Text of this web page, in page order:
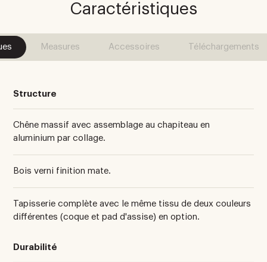
Caractéristiques
Measures Accessoires Téléchargements
Structure
Chêne massif avec assemblage au chapiteau en
aluminium par collage.
Bois verni finition mate.
Tapisserie complète avec le même tissu de deux couleurs
différentes (coque et pad d'assise) en option.
Durabilité